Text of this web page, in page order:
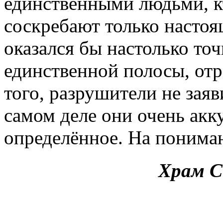
соскребают только
оказался бы настолько
единственной полосы,
того, разрушители не
самом деле они очень
определённое. На
Храм